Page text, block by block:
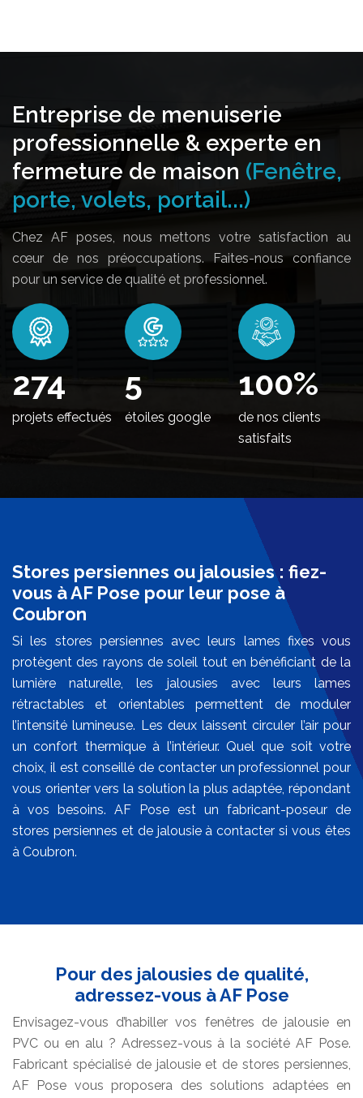
Entreprise de menuiserie
professionnelle & experte en
fermeture de maison (Fenêtre,
porte, volets, portail...)
Chez AF poses, nous mettons votre satisfaction au
cœur de nos préoccupations. Faites-nous confiance
pour un service de qualité et professionnel.
332
projets effectués
5
étoiles google
100%
de nos clients
satisfaits
Stores persiennes ou jalousies : fiez-
vous à AF Pose pour leur pose à
Coubron
Si les stores persiennes avec leurs lames fixes vous
protègent des rayons de soleil tout en bénéficiant de la
lumière naturelle, les jalousies avec leurs lames
rétractables et orientables permettent de moduler
l’intensité lumineuse. Les deux laissent circuler l’air pour
un confort thermique à l’intérieur. Quel que soit votre
choix, il est conseillé de contacter un professionnel pour
vous orienter vers la solution la plus adaptée, répondant
à vos besoins. AF Pose est un fabricant-poseur de
stores persiennes et de jalousie à contacter si vous êtes
à Coubron.
Pour des jalousies de qualité,
adressez-vous à AF Pose
Envisagez-vous d’habiller vos fenêtres de jalousie en
PVC ou en alu ? Adressez-vous à la société AF Pose.
Fabricant spécialisé de jalousie et de stores persiennes,
AF Pose vous proposera des solutions adaptées en